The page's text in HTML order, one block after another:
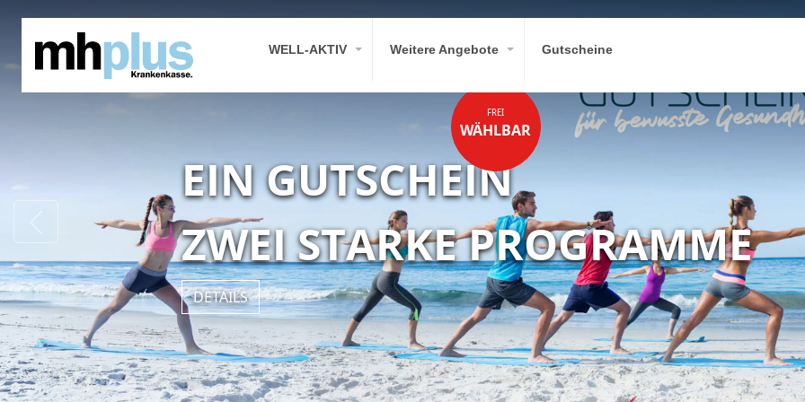
WELL-AKTIV Weitere Angebote Gutscheine
NEU: WERTGUTSCHEINE
EIN GUTSCHEIN
ZWEI STARKE PROGRAMME
DETAILS
FREI
WÄHLBAR
Previous